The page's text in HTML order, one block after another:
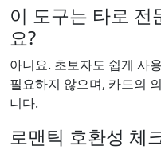
이 도구는 타로
요?
아니요. 초보자도 쉽게 사
필요하지 않으며, 카드의
니다.
로맨틱 호환성 체